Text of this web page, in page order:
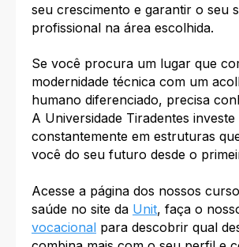
seu crescimento e garantir o seu
profissional na área escolhida.
Se você procura um lugar que
modernidade técnica com um
humano diferenciado, precisa
A Universidade Tiradentes investe
constantemente em estruturas
você do seu futuro desde o
Acesse a página dos nossos
saúde no site da Unit, faça o
vocacional para descobrir qual